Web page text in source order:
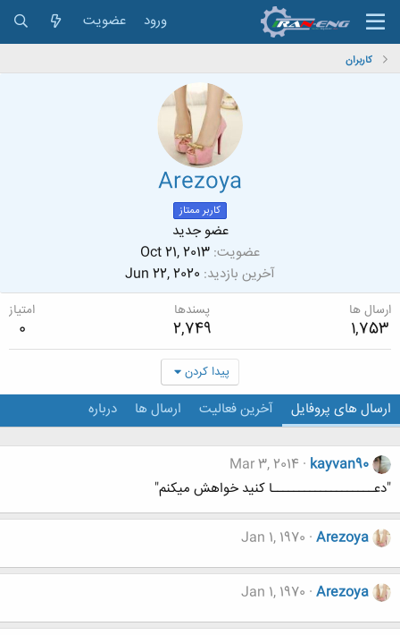
ورود عضویت
کاربران
Arezoya
کاربر ممتاز
عضو جدید
عضویت Oct 21, 2013
آخرین بازدید Jun 22, 2020
ارسال ها
1,753
پسندها
2,749
امتیاز
0
پیدا کردن
ارسال های پروفایل آخرین فعالیت ارسال ها درباره
kayvan90
Mar 3, 2014
"دعـــــــــــــــــــا كنيد خواهش ميكنم"
Arezoya
Jan 1, 1970
Arezoya
Jan 1, 1970